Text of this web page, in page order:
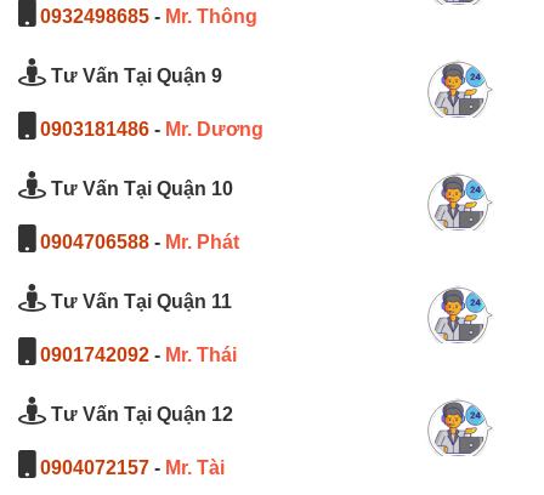
0932498685 - Mr. Thông
Tư Vấn Tại Quận 9
0903181486 - Mr. Dương
Tư Vấn Tại Quận 10
0904706588 - Mr. Phát
Tư Vấn Tại Quận 11
0901742092 - Mr. Thái
Tư Vấn Tại Quận 12
0904072157 - Mr. Tài